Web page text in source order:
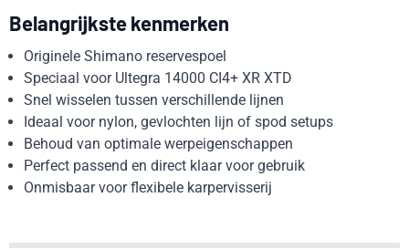
Belangrijkste kenmerken
Originele Shimano reservespoel
Speciaal voor Ultegra 14000 CI4+ XR XTD
Snel wisselen tussen verschillende lijnen
Ideaal voor nylon, gevlochten lijn of spod setups
Behoud van optimale werpeigenschappen
Perfect passend en direct klaar voor gebruik
Onmisbaar voor flexibele karpervisserij